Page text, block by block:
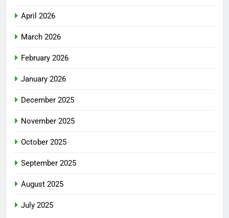
April 2026
March 2026
February 2026
January 2026
December 2025
November 2025
October 2025
September 2025
August 2025
July 2025